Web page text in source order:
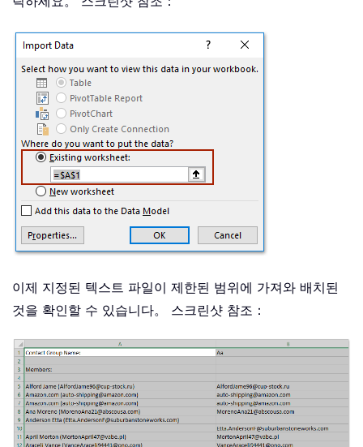
이제 지정된 텍스트 파일이 제한된 범위에 가져와 배치된
것을 확인할 수 있습니다。 스크린샷 참조：